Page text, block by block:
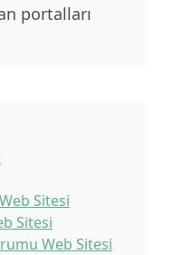
portalları
Sitesi
Sitesi
Web Sitesi